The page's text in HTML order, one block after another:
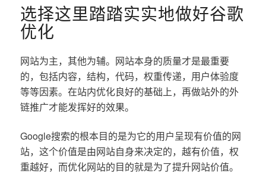
选择这里踏踏实实地做好谷歌
优化
网站为主，其他为辅。网站本身的质量才是最重要
的，包括内容，结构，代码，权重传递，用户体验度
等等因素。在站内优化良好的基础上，再做站外的外
链推广才能发挥好的效果。
Google搜索的根本目的是为它的用户呈现有价值的网
站，这个价值是由网站自身来决定的，越有价值，权
重越好，而优化网站的目的就是为了提升网站价值。